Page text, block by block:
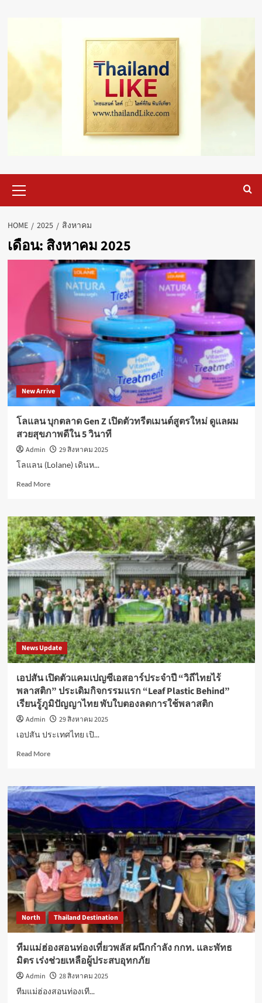
Menu
HOME 2025 สิงหาคม
เดือน: สิงหาคม 2025
New Arrive
โลแลน บุกตลาด Gen Z เปิดตัวทรีตเมนต์สูตรใหม่ ดูแลผม
สวยสุขภาพดีใน 5 วินาที
Admin
29 สิงหาคม 2025
โลแลน (Lolane) เดินห...
Read MoreRead
โล
แลน
บุก
ตลาด
Gen
Z
เปิด
ตัว
ทรีต
เมน
ต์
สูตร
ใหม่
ดูแล
ผม
สวย
สุขภาพ
ดีใน
5
News Update
เอปสัน เปิดตัวแคมเปญซีเอสอาร์ประจำปี “วิถีไทยไร้
พลาสติก” ประเดิมกิจกรรมแรก “Leaf Plastic Behind”
เรียนรู้ภูมิปัญญาไทย พับใบตองลดการใช้พลาสติก
Admin
29 สิงหาคม 2025
เอปสัน ประเทศไทย เปิ...
Read MoreRead
เอปสัน
เปิด
ตัว
แคมเปญ
ซี
เอ
สอาร์
ประจำ
ปี
“วิถี
ไทย
ไร้
พลาสติก”
ประเดิม
แรก
“Leaf
Plastic
Behind”
เรียน
North Thailand Destination
ทีมแม่ฮ่องสอนท่องเที่ยวพลัส ผนึกกำลัง กกท. และพัทธ
มิตร เร่งช่วยเหลือผู้ประสบอุทกภัย
Admin
28 สิงหาคม 2025
ทีมแม่ฮ่องสอนท่องเที...